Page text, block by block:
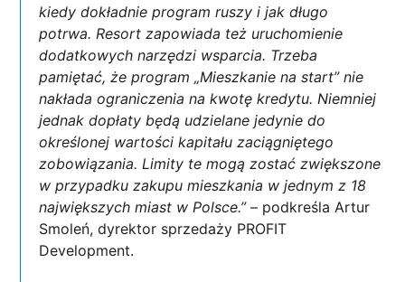
kiedy dokładnie program ruszy i jak długo
potrwa. Resort zapowiada też uruchomienie
dodatkowych narzędzi wsparcia. Trzeba
pamiętać, że program „Mieszkanie na start” nie
nakłada ograniczenia na kwotę kredytu. Niemniej
jednak dopłaty będą udzielane jedynie do
określonej wartości kapitału zaciągniętego
zobowiązania. Limity te mogą zostać zwiększone
w przypadku zakupu mieszkania w jednym z 18
największych miast w Polsce.”– podkreśla Artur
Smoleń, dyrektor sprzedaży PROFIT
Development.